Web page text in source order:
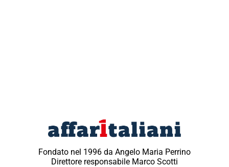
Fondato nel 1996 da Angelo Maria Perrino
Direttore responsabile Marco Scotti